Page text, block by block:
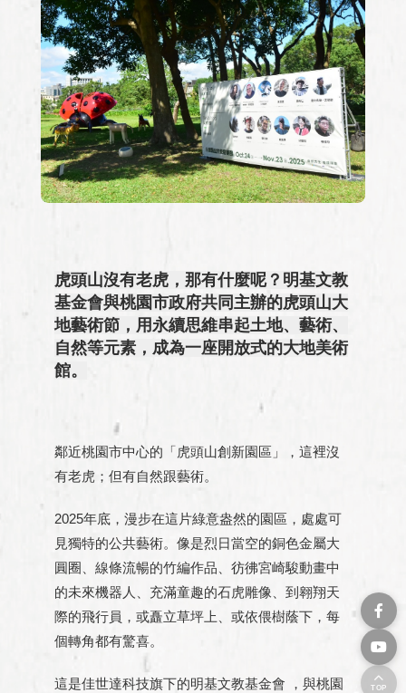
虎頭山沒有老虎，那有什麼呢？明基文教
基金會與桃園市政府共同主辦的虎頭山大
地藝術節，用永續思維串起土地、藝術、
自然等元素，成為一座開放式的大地美術
館。
鄰近桃園市中心的「虎頭山創新園區」，這裡沒
有老虎；但有自然跟藝術。
2025年底，漫步在這片綠意盎然的園區，處處可
見獨特的公共藝術。像是烈日當空的銅色金屬大
圓圈、線條流暢的竹編作品、彷彿宮崎駿動畫中
的未來機器人、充滿童趣的石虎雕像、到翱翔天
際的飛行員，或矗立草坪上、或依偎樹蔭下，每
個轉角都有驚喜。
這是佳世達科技旗下的明基文教基金會 ，與桃園
TOP